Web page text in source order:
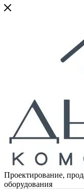
Проектирование,
оборудования